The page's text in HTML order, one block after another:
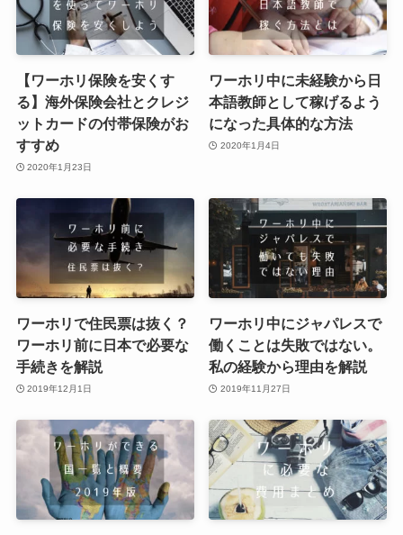
【ワーホリ保険を安くす
る】海外保険会社とクレジ
ットカードの付帯保険がお
すすめ
2020年1月23日
ワーホリ中に未経験から日
本語教師として稼げるよう
になった具体的な方法
2020年1月4日
ワーホリで住民票は抜く？
ワーホリ前に日本で必要な
手続きを解説
2019年12月1日
ワーホリ中にジャパレスで
働くことは失敗ではない。
私の経験から理由を解説
2019年11月27日